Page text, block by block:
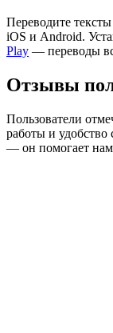
Переводите
iOS и Android.
Play — переводы
Отзывы
Пользователи
работы и удобство
— он помогает нам